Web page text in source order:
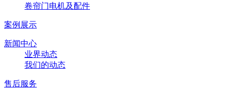
卷帘门电机及配件
案例展示
新闻中心
业界动态
我们的动态
售后服务